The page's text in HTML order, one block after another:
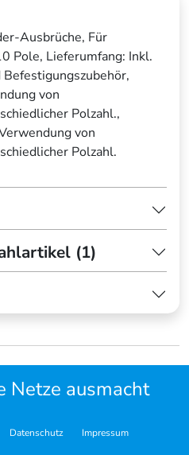
Ausbrüche, Für
Pole, Lieferumfang: Inkl.
von
Polzahl.,
von
Polzahl.
(1)
Netze ausmacht
Datenschutz Impressum